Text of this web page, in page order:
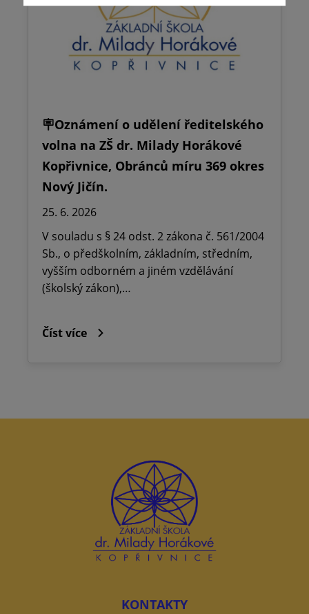
🪧Oznámení o udělení ředitelského
volna na ZŠ dr. Milady Horákové
Kopřivnice, Obránců míru 369 okres
Nový Jičín.
25. 6. 2026
V souladu s § 24 odst. 2 zákona č. 561/2004
Sb., o předškolním, základním, středním,
vyšším odborném a jiném vzdělávání
(školský zákon),…
Číst více
KONTAKTY